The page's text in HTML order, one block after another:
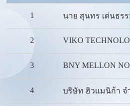
1 นาย สุนทร เด่นธร
2 VIKO
3 BNY MELLON
4 บริษัท ฮิวแมนิก้า จ